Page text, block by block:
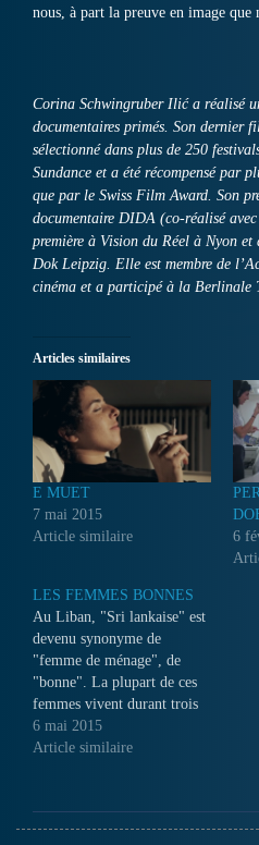
nous, à part la preuve en image que
Corina Schwingruber Ilić a réalisé
documentaires primés. Son dernier
sélectionné dans plus de 250
Sundance et a été récompensé par
que par le Swiss Film Award. Son
documentaire DIDA (co-réalisé
première à Vision du Réel à Nyon
Dok Leipzig. Elle est membre de
cinéma et a participé à la Berlinale
Articles similaires
E MUET
7 mai 2015
Article similaire
6
LES FEMMES BONNES
Au Liban, "Sri lankaise" est
devenu synonyme de
"femme de ménage", de
"bonne". La plupart de ces
femmes vivent durant trois
ans chez des familles qui les
emploient. Doulika Perrera a
des allées et venues entre
le…
6 mai 2015
Article similaire